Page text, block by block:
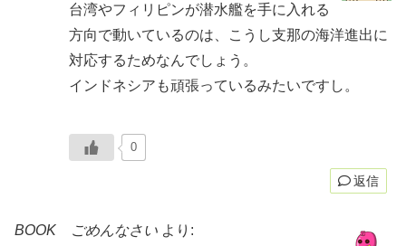
台湾やフィリピンが潜水艦を手に入れる
方向で動いているのは、こうし支那の海洋進出に
対応するためなんでしょう。
インドネシアも頑張っているみたいですし。
0
返信
BOOK ごめんなさい より: